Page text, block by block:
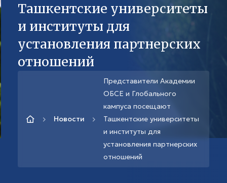
Ташкентские университеты
и институты для
установления партнерских
отношений
Новости
Представители Академии
ОБСЕ и Глобального
кампуса посещают
Ташкентские университеты
и институты для
установления партнерских
отношений